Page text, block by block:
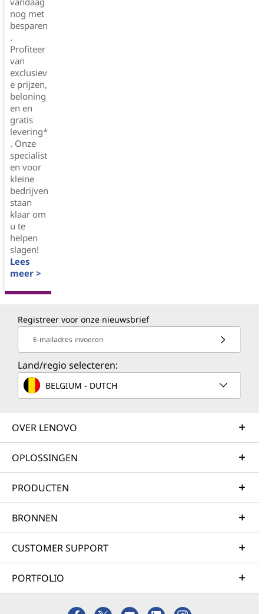
nog met
besparen
.
Profiteer
van
exclusiev
e prijzen,
beloning
en en
gratis
levering*
. Onze
specialist
en voor
kleine
bedrijven
staan
klaar om
u te
helpen
slagen!
Lees
meer >
Registreer voor onze nieuwsbrief
E-mailadres invoeren
Land/regio selecteren:
BELGIUM - DUTCH
OVER LENOVO
OPLOSSINGEN
PRODUCTEN
BRONNEN
CUSTOMER SUPPORT
PORTFOLIO